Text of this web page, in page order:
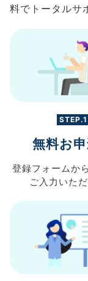
料でトータルサ
STEP.1
無料お
登録フォームから
ご入力 いた